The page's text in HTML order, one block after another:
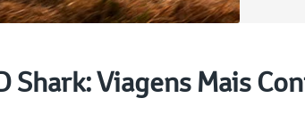
Shark: Viagens Mais